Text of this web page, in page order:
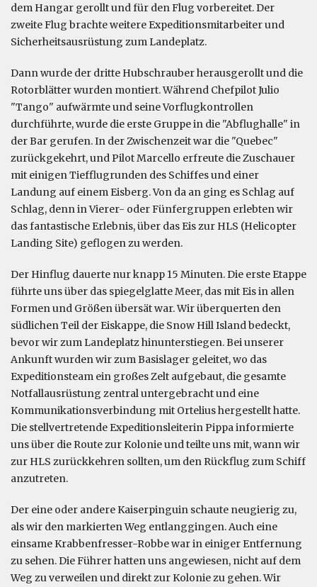
dem Hangar gerollt und für den Flug vorbereitet. Der
zweite Flug brachte weitere Expeditionsmitarbeiter und
Sicherheitsausrüstung zum Landeplatz.
Dann wurde der dritte Hubschrauber herausgerollt und die
Rotorblätter wurden montiert. Während Chefpilot Julio
"Tango" aufwärmte und seine Vorflugkontrollen
durchführte, wurde die erste Gruppe in die "Abflughalle" in
der Bar gerufen. In der Zwischenzeit war die "Quebec"
zurückgekehrt, und Pilot Marcello erfreute die Zuschauer
mit einigen Tiefflugrunden des Schiffes und einer
Landung auf einem Eisberg. Von da an ging es Schlag auf
Schlag, denn in Vierer- oder Fünfergruppen erlebten wir
das fantastische Erlebnis, über das Eis zur HLS (Helicopter
Landing Site) geflogen zu werden.
Der Hinflug dauerte nur knapp 15 Minuten. Die erste Etappe
führte uns über das spiegelglatte Meer, das mit Eis in allen
Formen und Größen übersät war. Wir überquerten den
südlichen Teil der Eiskappe, die Snow Hill Island bedeckt,
bevor wir zum Landeplatz hinunterstiegen. Bei unserer
Ankunft wurden wir zum Basislager geleitet, wo das
Expeditionsteam ein großes Zelt aufgebaut, die gesamte
Notfallausrüstung zentral untergebracht und eine
Kommunikationsverbindung mit Ortelius hergestellt hatte.
Die stellvertretende Expeditionsleiterin Pippa informierte
uns über die Route zur Kolonie und teilte uns mit, wann wir
zur HLS zurückkehren sollten, um den Rückflug zum Schiff
anzutreten.
Der eine oder andere Kaiserpinguin schaute neugierig zu,
als wir den markierten Weg entlanggingen. Auch eine
einsame Krabbenfresser-Robbe war in einiger Entfernung
zu sehen. Die Führer hatten uns angewiesen, nicht auf dem
Weg zu verweilen und direkt zur Kolonie zu gehen. Wir